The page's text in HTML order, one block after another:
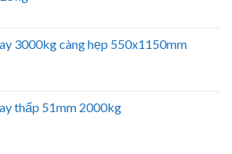
3000kg càng hẹp 550x1150mm
thấp 51mm 2000kg